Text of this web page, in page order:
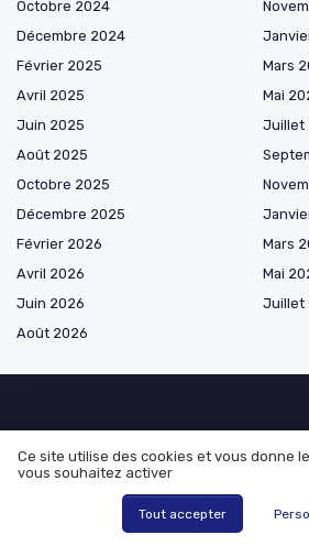
Octobre 2024
Décembre 2024
Février 2025
Mars
Avril 2025
Mai
Juin 2025
Juillet
Août 2025
Octobre 2025
Décembre 2025
Février 2026
Mars
Avril 2026
Mai
Juin 2026
Juillet
Août 2026
Shopping
Chaussures homme par type
Chaussures homme par usage
Chaussures homme par matériaux
Ce site utilise des cookies et vous donne
vous souhaitez activer
Tout accepter